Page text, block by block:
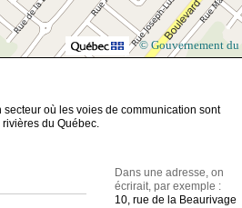
© Gouvernement du
secteur où les voies de communication sont
du Québec.
Dans une adresse, on
écrirait, par exemple :
10, rue de la Beaurivage